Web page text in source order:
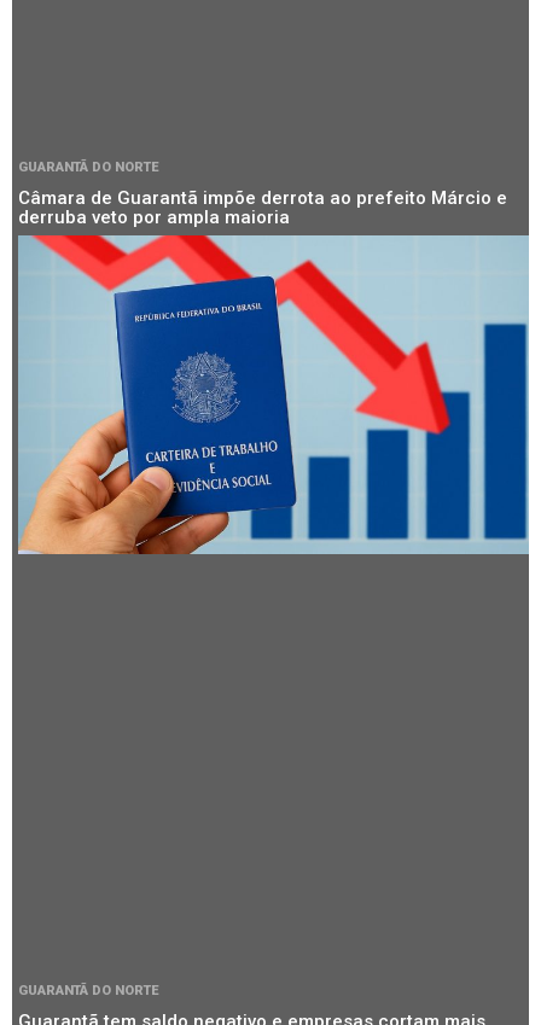
GUARANTÃ DO NORTE
Câmara de Guarantã impõe derrota ao prefeito Márcio e
derruba veto por ampla maioria
GUARANTÃ DO NORTE